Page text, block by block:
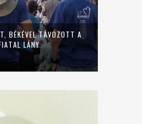
BÉKÉVEL TÁVOZOTT A
LÁNY